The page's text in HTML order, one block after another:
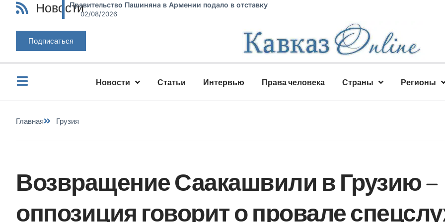
НовостиПравительство Пашиняна в Армении подало в отставку
02/08/2026
Подписаться
Новости Статьи Интервью Права человека Страны Регионы
Главная Грузия
Возвращение Саакашвили в Грузию –
оппозиция говорит о провале